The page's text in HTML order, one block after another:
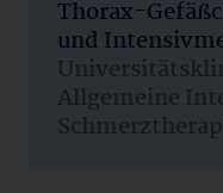
Thorax-
und
Allgemeine